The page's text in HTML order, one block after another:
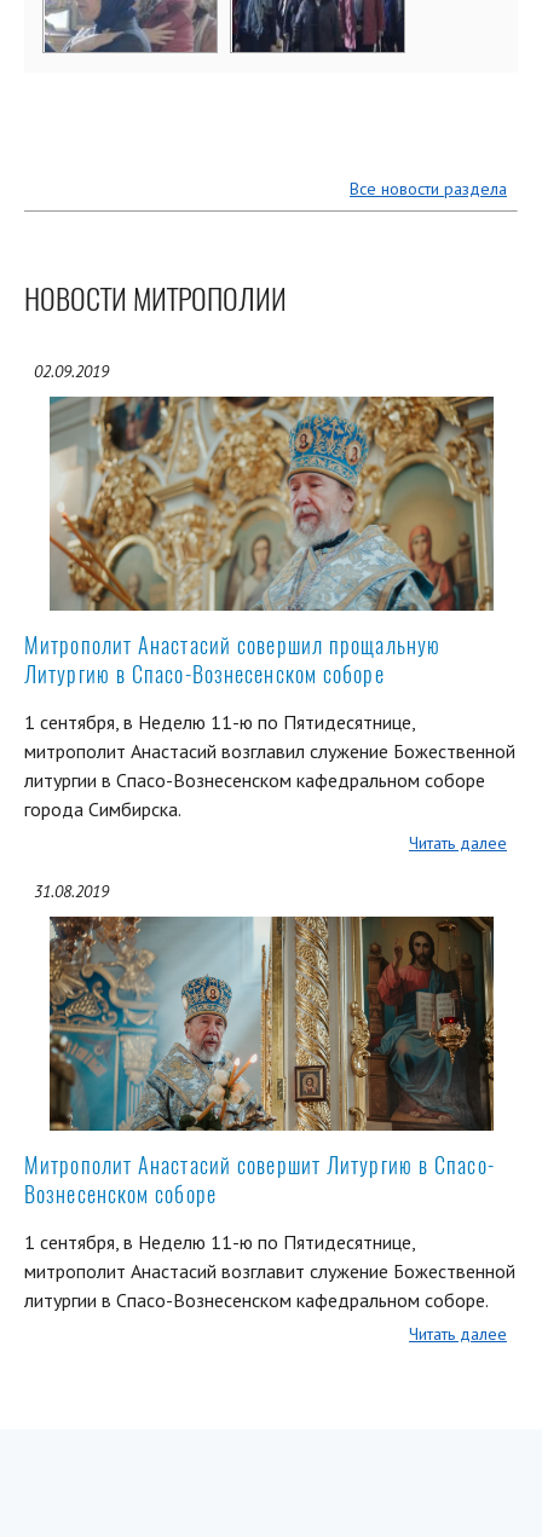
Все новости раздела
НОВОСТИ МИТРОПОЛИИ
02.09.2019
Митрополит Анастасий совершил прощальную
Литургию в Спасо-Вознесенском соборе
1 сентября, в Неделю 11-ю по Пятидесятнице,
митрополит Анастасий возглавил служение Божественной
литургии в Спасо-Вознесенском кафедральном соборе
города Симбирска.
Читать далее
31.08.2019
Митрополит Анастасий совершит Литургию в Спасо-
Вознесенском соборе
1 сентября, в Неделю 11-ю по Пятидесятнице,
митрополит Анастасий возглавит служение Божественной
литургии в Спасо-Вознесенском кафедральном соборе.
Читать далее